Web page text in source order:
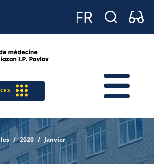
2020 Janvier